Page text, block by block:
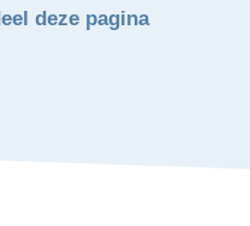
deze pagina